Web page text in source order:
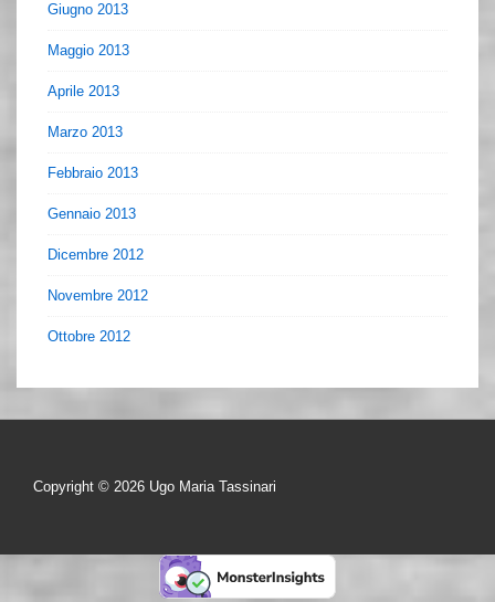
Giugno 2013
Maggio 2013
Aprile 2013
Marzo 2013
Febbraio 2013
Gennaio 2013
Dicembre 2012
Novembre 2012
Ottobre 2012
Copyright © 2026 Ugo Maria Tassinari